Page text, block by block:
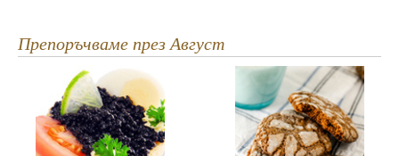
Препоръчваме през Август